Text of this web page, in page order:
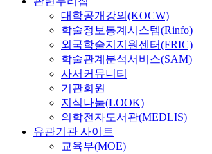
대학공개강의(KOCW)
학술정보통계시스템(Rinfo)
외국학술지지원센터(FRIC)
학술관계분석서비스(SAM)
사서커뮤니티
기관회원
지식나눔(LOOK)
의학전자도서관(MEDLIS)
유관기관 사이트
교육부(MOE)